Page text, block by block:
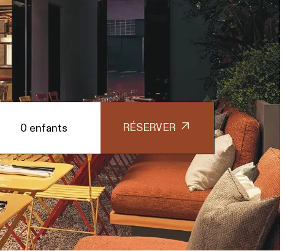
0 enfants RÉSERVER